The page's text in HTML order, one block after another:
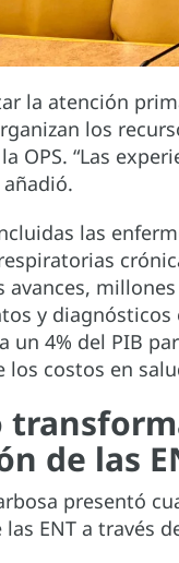
la atención
los
OPS. “Las
añadió.
las
avances,
y diagnósticos
un 4% del PIB
los costos en
de las
presentó
ENT a través